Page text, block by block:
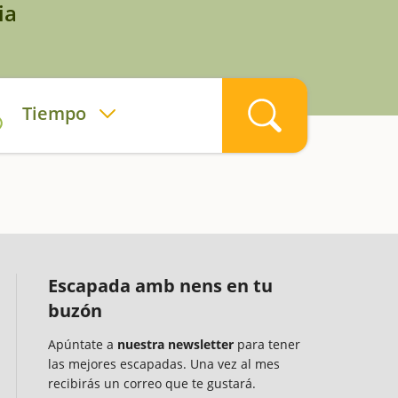
Tiempo
Escapada amb nens en tu
buzón
Apúntate a nuestra newsletter para tener
las mejores escapadas. Una vez al mes
recibirás un correo que te gustará.